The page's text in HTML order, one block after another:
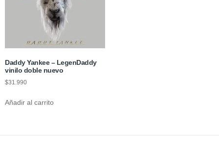
Daddy Yankee – LegenDaddy
vinilo doble nuevo
$31.990
Añadir al carrito